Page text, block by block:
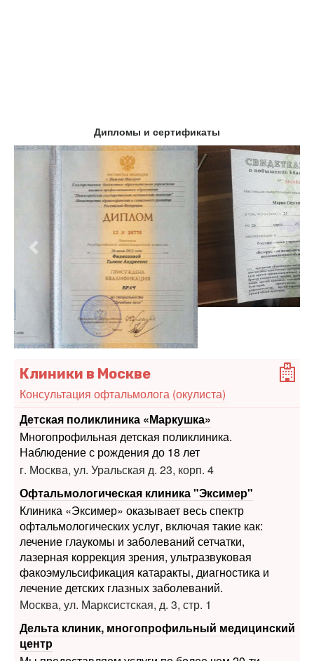
Дипломы и сертификаты
Предыдущий
Клиники в Москве
Консультация офтальмолога (окулиста)
Детская поликлиника «Маркушка»
Многопрофильная детская поликлиника.
г. Москва, ул. Уральская д. 23, корп. 4
Офтальмологическая клиника "Эксимер"
Клиника «Эксимер» оказывает весь спектр
лечение глаукомы и заболеваний сетчатки,
лазерная коррекция зрения, ультразвуковая
факоэмульсификация катаракты, диагностика и
лечение детских глазных заболеваний.
Москва, ул. Марксистская, д. 3, стр. 1
Дельта клиник, многопрофильный медицинский
центр
Мы предоставляем услуги по более чем 20-ти
направлениям.
пер. Наставнический, д. 6